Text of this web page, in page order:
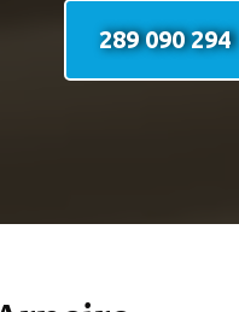
289 090 294